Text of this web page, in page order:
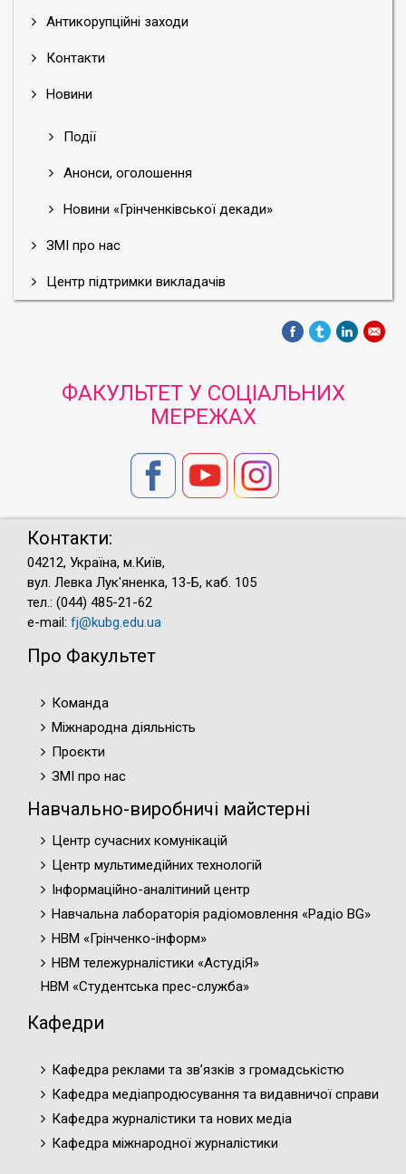
Антикорупційні заходи
Контакти
Новини
Події
Анонси, оголошення
Новини «Грінченківської декади»
ЗМІ про нас
Центр підтримки викладачів
ФАКУЛЬТЕТ У СОЦІАЛЬНИХ
МЕРЕЖАХ
Контакти:
04212, Україна, м.Київ,
вул. Левка Лук'яненка, 13-Б, каб. 105
тел.: (044) 485-21-62
e-mail: fj@kubg.edu.ua
Про Факультет
Команда
Міжнародна діяльність
Проєкти
ЗМІ про нас
Навчально-виробничі майстерні
Центр сучасних комунікацій
Центр мультимедійних технологій
Інформаційно-аналітиний центр
Навчальна лабораторія радіомовлення «Радіо BG»
НВМ «Грінченко-інформ»
НВМ тележурналістики «АстудіЯ»
НВМ «Студентська прес-служба»
Кафедри
Кафедра реклами та зв’язків з громадськістю
Кафедра медіапродюсування та видавничої справи
Кафедра журналістики та нових медіа
Кафедра міжнародної журналістики